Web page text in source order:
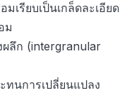
เรียบเป็นเกล็ดละเอียด
ม
ผลึก (intergranular
ทนการเปลี่ยนแปลง